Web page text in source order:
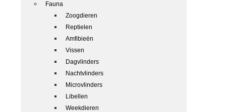
Fauna
Zoogdieren
Reptielen
Amfibieën
Vissen
Dagvlinders
Nachtvlinders
Microvlinders
Libellen
Weekdieren